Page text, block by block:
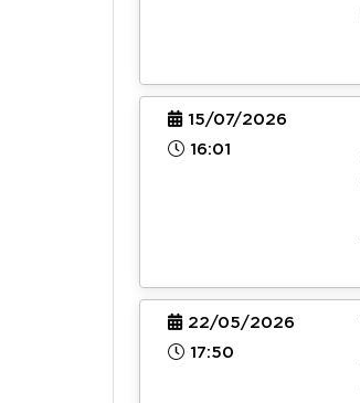
15/07/2026
16:01
22/05/2026
17:50